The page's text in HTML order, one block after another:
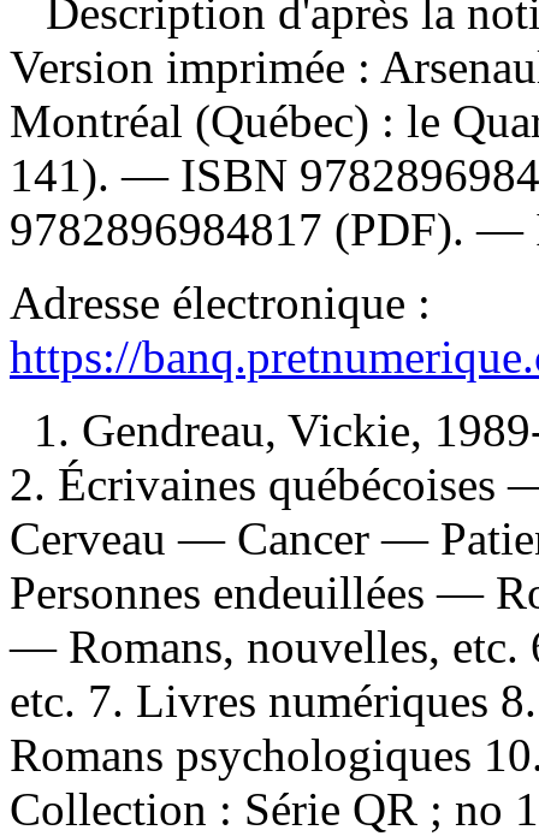
Description d'après la
Version imprimée :
Montréal (Québec) : le
141). — ISBN
9782896984817 (PDF). —
Adresse électronique :
https://
1. Gendreau, Vickie,
2. Écrivaines québécoises
Cerveau — Cancer —
Personnes endeuillées —
— Romans, nouvelles,
etc. 7. Livres numériques
Romans psychologiques
Collection : Série QR ; no